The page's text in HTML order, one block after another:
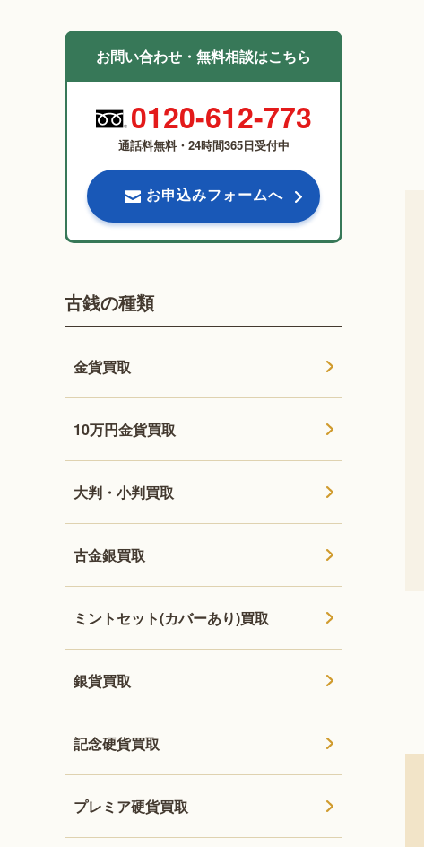
お問い合わせ・無料相談はこちら
0120-612-773
通話料無料・24時間365日受付中
お申込みフォームへ
古銭の種類
金貨買取
10万円金貨買取
大判・小判買取
古金銀買取
ミントセット(カバーあり)買取
銀貨買取
記念硬貨買取
プレミア硬貨買取